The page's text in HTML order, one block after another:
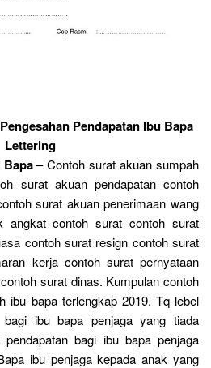
Pendapatan Ibu Bapa
Lettering
– Contoh surat akuan sumpah
surat akuan pendapatan contoh
surat akuan penerimaan wang
angkat contoh surat contoh surat
contoh surat resign contoh surat
kerja contoh surat pernyataan
surat dinas. Kumpulan contoh
ibu bapa terlengkap 2019. Tq lebel
ibu bapa penjaga yang tiada
bagi ibu bapa penjaga
ibu penjaga kepada anak yang